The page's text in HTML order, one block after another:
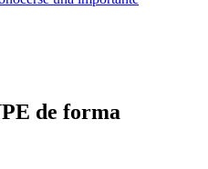
de forma